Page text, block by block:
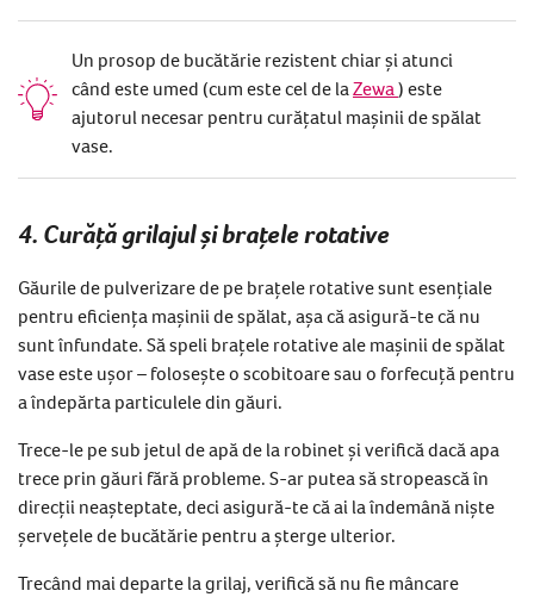
Un prosop de bucătărie rezistent chiar și atunci
când este umed (cum este cel de la Zewa ) este
ajutorul necesar pentru curățatul mașinii de spălat
vase.
4. Curăță grilajul și brațele rotative
Găurile de pulverizare de pe brațele rotative sunt esențiale
pentru eficiența mașinii de spălat, așa că asigură-te că nu
sunt înfundate. Să speli brațele rotative ale mașinii de spălat
vase este ușor – folosește o scobitoare sau o forfecuță pentru
a îndepărta particulele din găuri.
Trece-le pe sub jetul de apă de la robinet și verifică dacă apa
trece prin găuri fără probleme. S-ar putea să stropească în
direcții neașteptate, deci asigură-te că ai la îndemână niște
șervețele de bucătărie pentru a șterge ulterior.
Trecând mai departe la grilaj, verifică să nu fie mâncare